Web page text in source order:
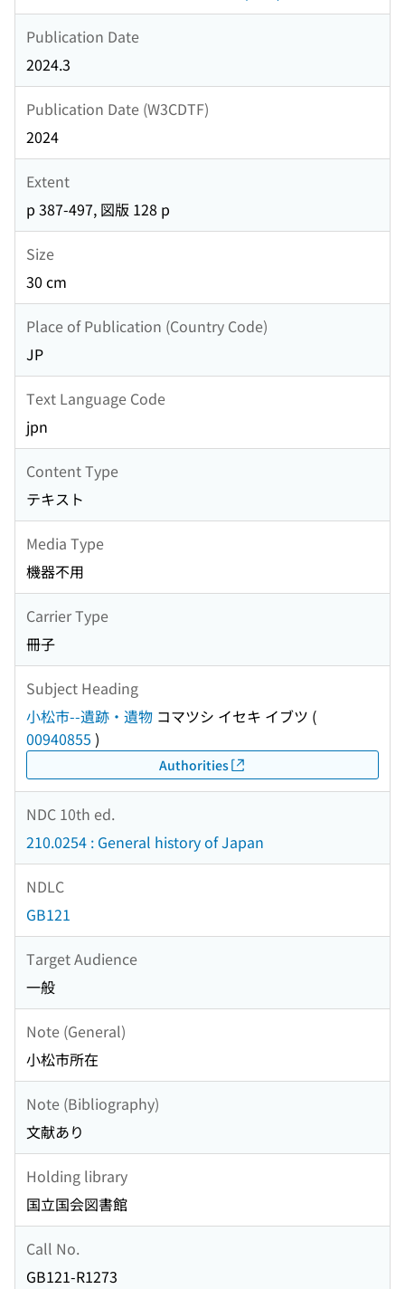
Publication Date
2024.3
Publication Date (W3CDTF)
2024
Extent
p 387-497, 図版 128 p
Size
30 cm
Place of Publication (Country Code)
JP
Text Language Code
jpn
Content Type
テキスト
Media Type
機器不用
Carrier Type
冊子
Subject Heading
小松市--遺跡・遺物 コマツシ イセキ イブツ (
00940855 )
Authorities
NDC 10th ed.
210.0254 : General history of Japan
NDLC
GB121
Target Audience
一般
Note (General)
小松市所在
Note (Bibliography)
文献あり
Holding library
国立国会図書館
Call No.
GB121-R1273